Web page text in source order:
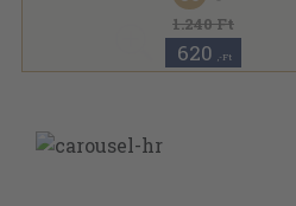
1.240 Ft
620 ,-Ft